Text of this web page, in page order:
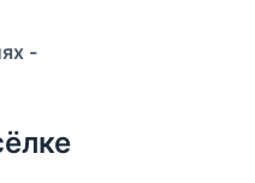
деревья,
- Возможность
гостевого блока,
участка.
-